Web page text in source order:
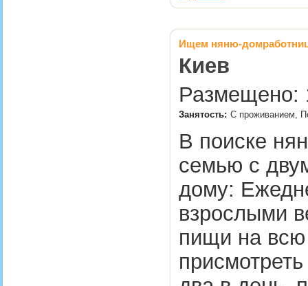
Ищем няню-
Киев
Размещено:
Занятость: С проживанием,
В поиске
семью с
дому:
взрослыми
пищи на